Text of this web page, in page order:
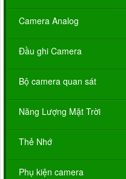
Camera Analog
Đầu ghi Camera
Bộ camera quan sát
Năng Lượng Mặt Trời
Thẻ Nhớ
Phụ kiện camera